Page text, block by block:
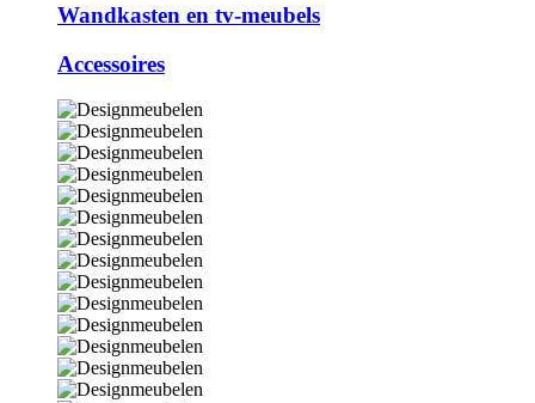
Wandkasten en tv-meubels
Accessoires